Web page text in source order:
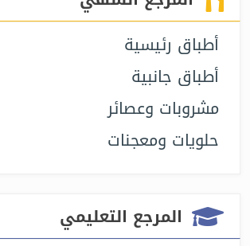
أطباق رئيسية
أطباق جانبية
مشروبات وعصائر
حلويات ومعجنات
المرجع التعليمي